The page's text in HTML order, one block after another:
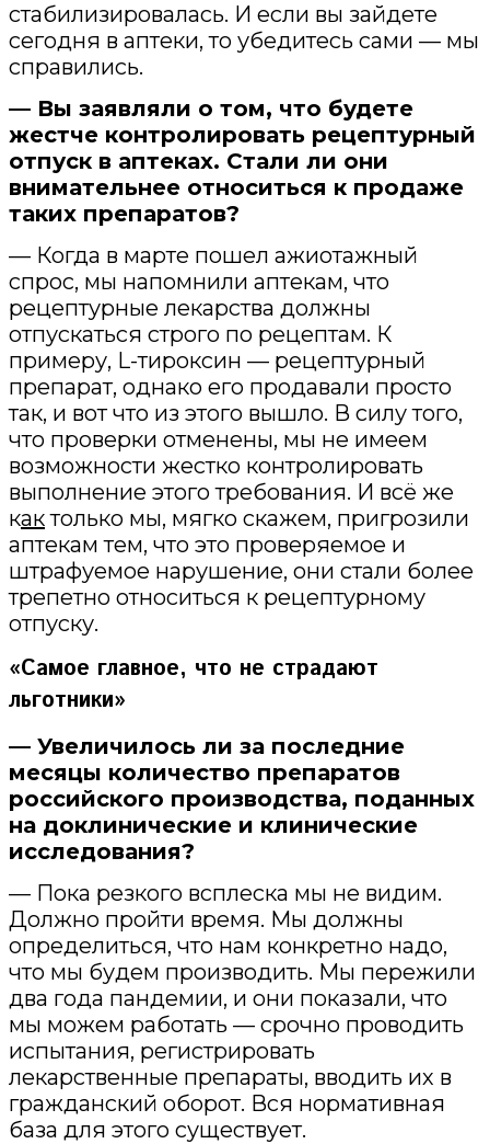
стабилизировалась. И если вы зайдете
сегодня в аптеки, то убедитесь сами — мы
справились.
— Вы заявляли о том, что будете
жестче контролировать рецептурный
отпуск в аптеках. Стали ли они
внимательнее относиться к продаже
таких препаратов?
— Когда в марте пошел ажиотажный
спрос, мы напомнили аптекам, что
рецептурные лекарства должны
отпускаться строго по рецептам. К
примеру, L-тироксин — рецептурный
препарат, однако его продавали просто
так, и вот что из этого вышло. В силу того,
что проверки отменены, мы не имеем
возможности жестко контролировать
выполнение этого требования. И всё же
кактолько мы, мягко скажем, пригрозили
аптекам тем, что это проверяемое и
штрафуемое нарушение, они стали более
трепетно относиться к рецептурному
отпуску.
«Самое главное, что не страдают
льготники»
— Увеличилось ли за последние
месяцы количество препаратов
российского производства, поданных
на доклинические и клинические
исследования?
— Пока резкого всплеска мы не видим.
Должно пройти время. Мы должны
определиться, что нам конкретно надо,
что мы будем производить. Мы пережили
два года пандемии, и они показали, что
мы можем работать — срочно проводить
испытания, регистрировать
лекарственные препараты, вводить их в
гражданский оборот. Вся нормативная
база для этого существует.